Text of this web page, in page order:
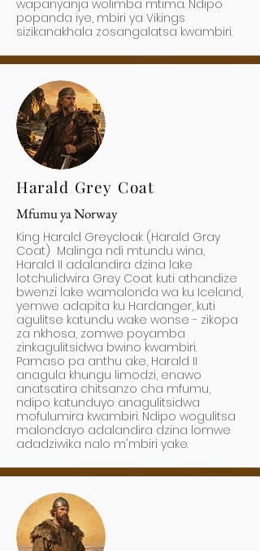
wapanyanja wolimba mtima. Ndipo
popanda iye, mbiri ya Vikings
sizikanakhala zosangalatsa kwambiri.
Harald Grey Coat
Mfumu ya Norway
King Harald Greycloak (Harald Gray
Coat) Malinga ndi mtundu wina,
Harald II adalandira dzina lake
lotchulidwira Grey Coat kuti athandize
bwenzi lake wamalonda wa ku Iceland,
yemwe adapita ku Hardanger, kuti
agulitse katundu wake wonse - zikopa
za nkhosa, zomwe poyamba
zinkagulitsidwa bwino kwambiri.
Pamaso pa anthu ake, Harald II
anagula khungu limodzi, enawo
anatsatira chitsanzo cha mfumu,
ndipo katunduyo anagulitsidwa
mofulumira kwambiri. Ndipo wogulitsa
malondayo adalandira dzina lomwe
adadziwika nalo m'mbiri yake.